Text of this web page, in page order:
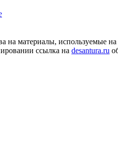
на материалы, используемые
ссылка на desantura.ru